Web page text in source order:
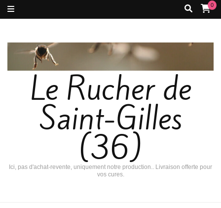
0
Le Rucher de
Saint-Gilles
(36)
Ici, pas d'achat-revente, uniquement notre production.. Livraison offerte pour
vos cures.